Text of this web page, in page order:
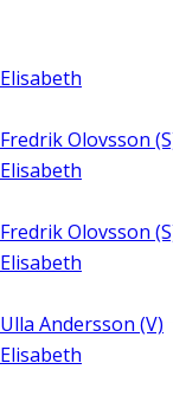
Elisabeth
Fredrik Olovsson
Elisabeth
Fredrik Olovsson
Elisabeth
Ulla Andersson (V)
Elisabeth